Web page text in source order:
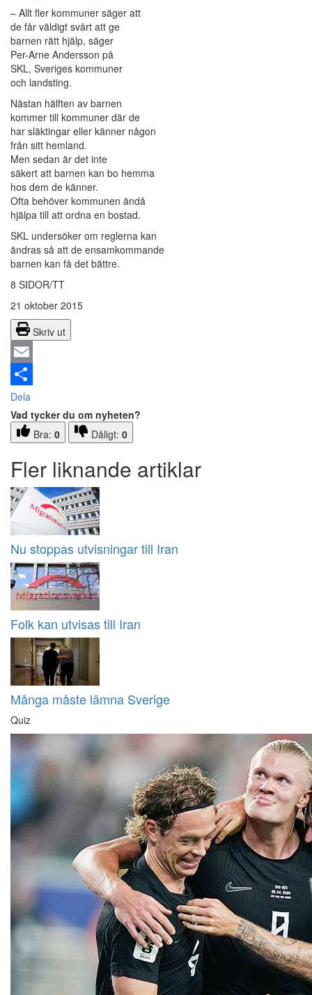
– Allt fler kommuner säger att
de får väldigt svårt att ge
barnen rätt hjälp, säger
Per-Arne Andersson på
SKL, Sveriges kommuner
och landsting.
Nästan hälften av barnen
kommer till kommuner där de
har släktingar eller känner någon
från sitt hemland.
Men sedan är det inte
säkert att barnen kan bo hemma
hos dem de känner.
Ofta behöver kommunen ändå
hjälpa till att ordna en bostad.
SKL undersöker om reglerna kan
ändras så att de ensamkommande
barnen kan få det bättre.
8 SIDOR/TT
21 oktober 2015
Skriv ut
Email
Dela
Vad tycker du om nyheten?
Bra: 0 Dåligt: 0
Fler liknande artiklar
Nu stoppas utvisningar till Iran
Folk kan utvisas till Iran
Många måste lämna Sverige
Quiz